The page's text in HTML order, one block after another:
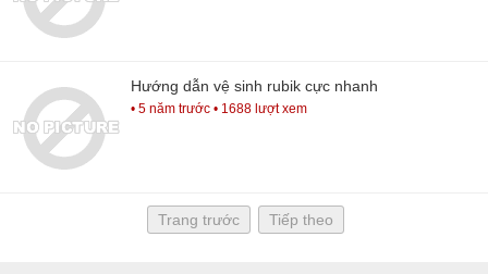
Hướng dẫn vệ sinh rubik cực nhanh
• 5 năm trước • 1688 lượt xem
Trang trước Tiếp theo